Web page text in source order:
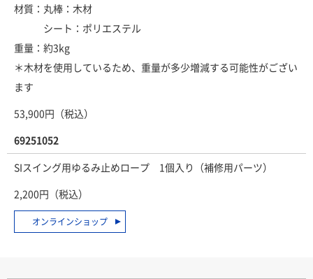
材質：丸棒：木材
シート：ポリエステル
重量：約3kg
＊木材を使用しているため、重量が多少増減する可能性がござい
ます
53,900円（税込）
69251052
SIスイング用ゆるみ止めロープ 1個入り（補修用パーツ）
2,200円（税込）
オンラインショップ